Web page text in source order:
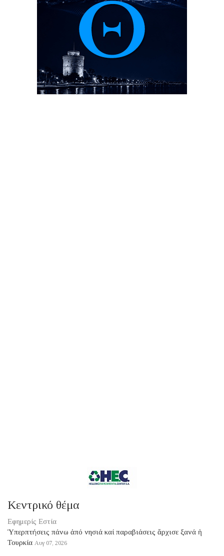
Κεντρικό θέμα
Εφημερίς Εστία
Ὑπερπτήσεις πάνω ἀπό νησιά καί παραβιάσεις ἄρχισε ξανά ἡ
Τουρκία Αυγ 07, 2026